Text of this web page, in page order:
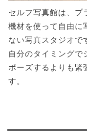
セルフ写真館は、プ
機材を使って自由に
ない写真スタジオで
自分のタイミングで
ポーズするよりも緊
す。